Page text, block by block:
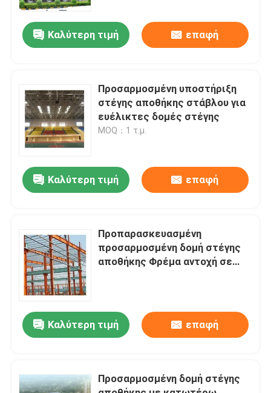
Σπίτι
Περίπου εμείς
Ποιοτικός έλεγχος
Μας ελάτε σε επαφή με
Ειδήσεις
Περιπτώσεις
Διαστημικό ζευκτόν πλαισίων
Καλύτερη τιμή επαφή
Προσαρμοσμένη υποστήριξη
στέγης αποθήκης στάβλου για
ευέλικτες δομές στέγης
MOQ：1 τ.μ.
Καλύτερη τιμή επαφή
Προπαρασκευασμένη
προσαρμοσμένη δομή στέγης
αποθήκης Φρέμα αντοχή σε
Καλύτερη τιμή επαφή
Προσαρμοσμένη δομή στέγης